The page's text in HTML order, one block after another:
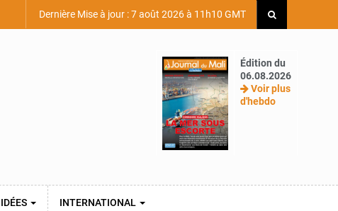
Dernière Mise à jour : 7 août 2026 à 11h10 GMT
Édition du
06.08.2026
Voir plus
d'hebdo
IDÉES INTERNATIONAL